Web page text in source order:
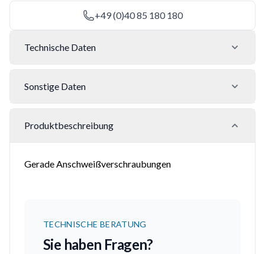
+49 (0)40 85 180 180
Technische Daten
Sonstige Daten
Produktbeschreibung
Gerade Anschweißverschraubungen
TECHNISCHE BERATUNG
Sie haben Fragen?